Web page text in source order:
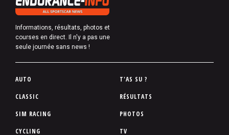
Informations, résultats, photos et
courses en direct. Il n'y a pas une
seule journée sans news !
P
d
d
AUTO
CLASSIC
SIM RACING
CYCLING
T'AS SU ?
RÉSULTATS
PHOTOS
TV